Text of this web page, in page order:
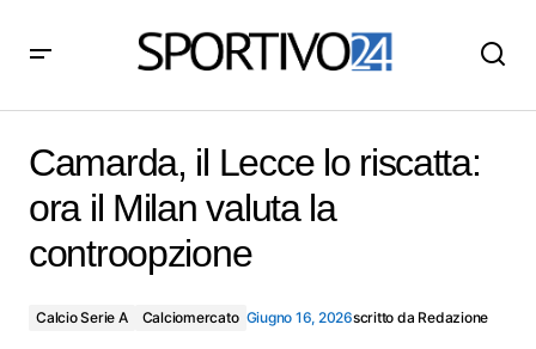
controopzione
Camarda, il Lecce lo riscatta:
ora il Milan valuta la
controopzione
Calcio Serie A Calciomercato Giugno 16, 2026scritto da Redazione